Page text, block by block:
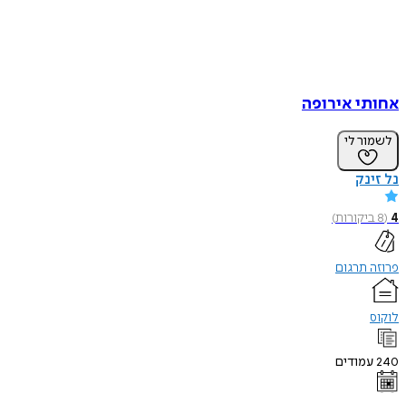
אחותי אירופה
לשמור לי
נל זינק
4
(
8ביקורות)
פרוזה תרגום
לוקוס
240עמודים